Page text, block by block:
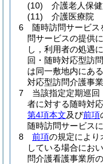
(10)
介護老人保
(11)
介護医療院
6
随時訪問サービ
問サービスの提供
し，利用者の処遇
回・随時対応型訪
は同一敷地内にあ
対応型訪問介護事
7
当該指定定期巡
者に対する随時対
第4項本文及び前項
随時訪問サービス
8
前項の規定により
している場合にお
問介護看護事業所